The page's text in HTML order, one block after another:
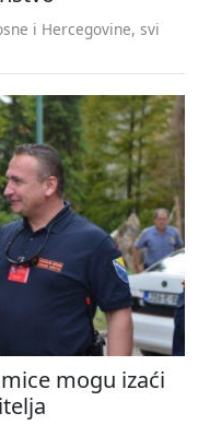
i Hercegovine, svi
mogu izaći